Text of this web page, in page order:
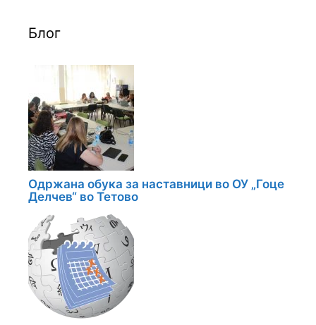
Блог
Одржана обука за наставници во ОУ „Гоце
Делчев“ во Тетово